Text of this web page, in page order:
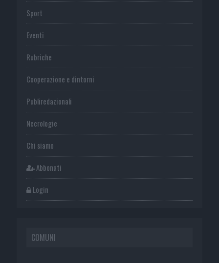
Sport
Eventi
Rubriche
Cooperazione e dintorni
Publiredazionali
Necrologie
Chi siamo
Abbonati
Login
COMUNI